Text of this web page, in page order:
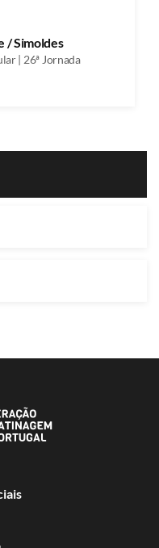
/ Simoldes
| 26ª Jornada